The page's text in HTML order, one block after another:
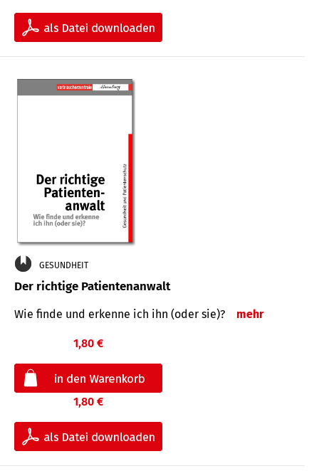
GESUNDHEIT
Der richtige Patientenanwalt
Wie finde und erkenne ich ihn (oder sie)? mehr
1,80 €
1,80 €